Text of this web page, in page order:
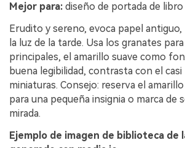
Mejor para: diseño de portada de libro
Erudito y sereno, evoca papel
la luz de la tarde. Usa los granates
principales, el amarillo suave como
buena legibilidad, contrasta con el
miniaturas. Consejo: reserva el
para una pequeña insignia o marca de
mirada.
Ejemplo de imagen de biblioteca de